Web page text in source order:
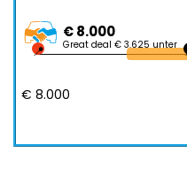
€ 8.000
Great deal € 3.625 unter
€ 8.000